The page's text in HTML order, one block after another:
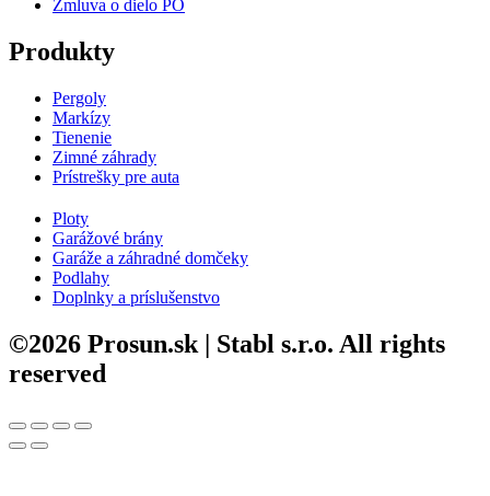
Zmluva o dielo PO
Produkty
Pergoly
Markízy
Tienenie
Zimné záhrady
Prístrešky pre auta
Ploty
Garážové brány
Garáže a záhradné domčeky
Podlahy
Doplnky a príslušenstvo
©2026 Prosun.sk | Stabl s.r.o. All rights
reserved